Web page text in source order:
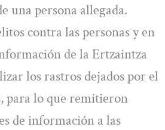
una persona allegada.
contra las personas y en
de la Ertzaintza
los rastros dejados por el
para lo que remitieron
de información a las